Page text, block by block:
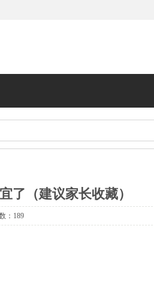
了（建议家长收藏）
：189